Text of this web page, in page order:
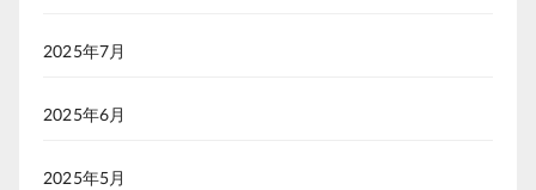
2025年7月
2025年6月
2025年5月